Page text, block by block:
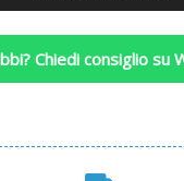
Chiedi consiglio su